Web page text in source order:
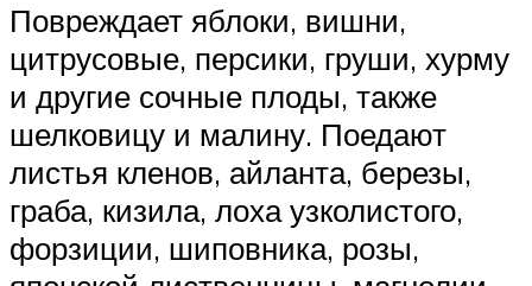
Повреждает яблоки, вишни,
цитрусовые, персики, груши, хурму
и другие сочные плоды, также
шелковицу и малину. Поедают
листья кленов, айланта, березы,
граба, кизила, лоха узколистого,
форзиции, шиповника, розы,